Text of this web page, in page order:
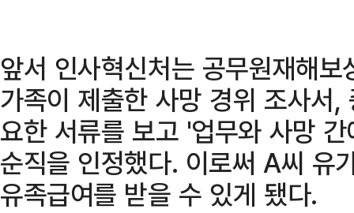
앞서 인사혁신처는 공무원재해
가족이 제출한 사망 경위 조사서
요한 서류를 보고 '업무와 사망
순직을 인정했다. 이로써 A씨 유
유족급여를 받을 수 있게 됐다.